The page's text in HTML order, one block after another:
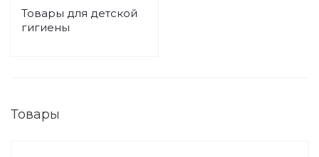
Товары для детской
гигиены
Товары